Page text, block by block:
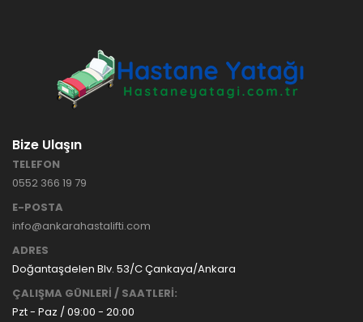
KARYOLASI
ANKARA
HASTA
KARYOLASI
HK-70 – 3
KİRALAMA
KARYOLASI
Yatak
Hasta
Yatağı
Bize Ulaşın
TELEFON
0552 366 19 79
E-POSTA
info@ankarahastalifti.com
ADRES
Doğantaşdelen Blv. 53/C Çankaya/Ankara
ÇALIŞMA GÜNLERİ / SAATLERİ:
Pzt - Paz / 09:00 - 20:00